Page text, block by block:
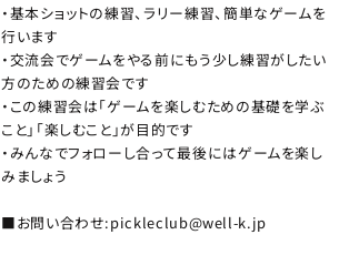
・基本ショットの練習、ラリー練習、簡単なゲームを
行います
・交流会でゲームをやる前にもう少し練習がしたい
方のための練習会です
・この練習会は「ゲームを楽しむための基礎を学ぶ
こと」「楽しむこと」が目的です
・みんなでフォローし合って最後にはゲームを楽し
みましょう
■お問い合わせ:pickleclub@well-k.jp